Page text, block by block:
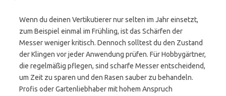
Wenn du deinen Vertikutierer nur selten im Jahr einsetzt,
zum Beispiel einmal im Frühling, ist das Schärfen der
Messer weniger kritisch. Dennoch solltest du den Zustand
der Klingen vor jeder Anwendung prüfen. Für Hobbygärtner,
die regelmäßig pflegen, sind scharfe Messer entscheidend,
um Zeit zu sparen und den Rasen sauber zu behandeln.
Profis oder Gartenliebhaber mit hohem Anspruch